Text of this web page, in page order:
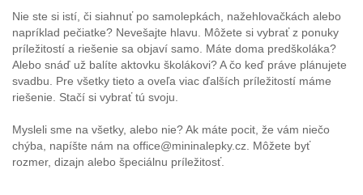
Nie ste si istí, či siahnuť po samolepkách, nažehlovačkách alebo
napríklad pečiatke? Nevešajte hlavu. Môžete si vybrať z ponuky
príležitostí a riešenie sa objaví samo. Máte doma predškoláka?
Alebo snáď už balíte aktovku školákovi? A čo keď práve plánujete
svadbu. Pre všetky tieto a oveľa viac ďalších príležitostí máme
riešenie. Stačí si vybrať tú svoju.
Mysleli sme na všetky, alebo nie? Ak máte pocit, že vám niečo
chýba, napíšte nám na office@mininalepky.cz. Môžete byť
rozmer, dizajn alebo špeciálnu príležitosť.